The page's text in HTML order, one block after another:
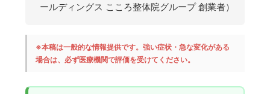
ールディングス こころ整体院グループ 創業者）
※本稿は一般的な情報提供です。強い症状・急な変化がある
場合は、必ず医療機関で評価を受けてください。